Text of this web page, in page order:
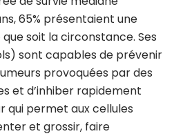
65% présentaient une
soit la circonstance. Ses
sont capables de prévenir
provoquées par des
et d’inhiber rapidement
qui permet aux cellules
et grossir, faire